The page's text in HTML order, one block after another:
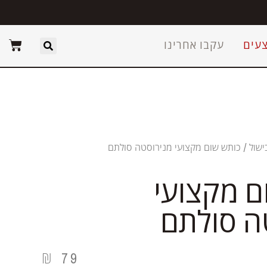
עקבו אחרינו
/ כותש שום מקצועי מנירוסטה סולתם
מקצועי
סולתם
79
₪